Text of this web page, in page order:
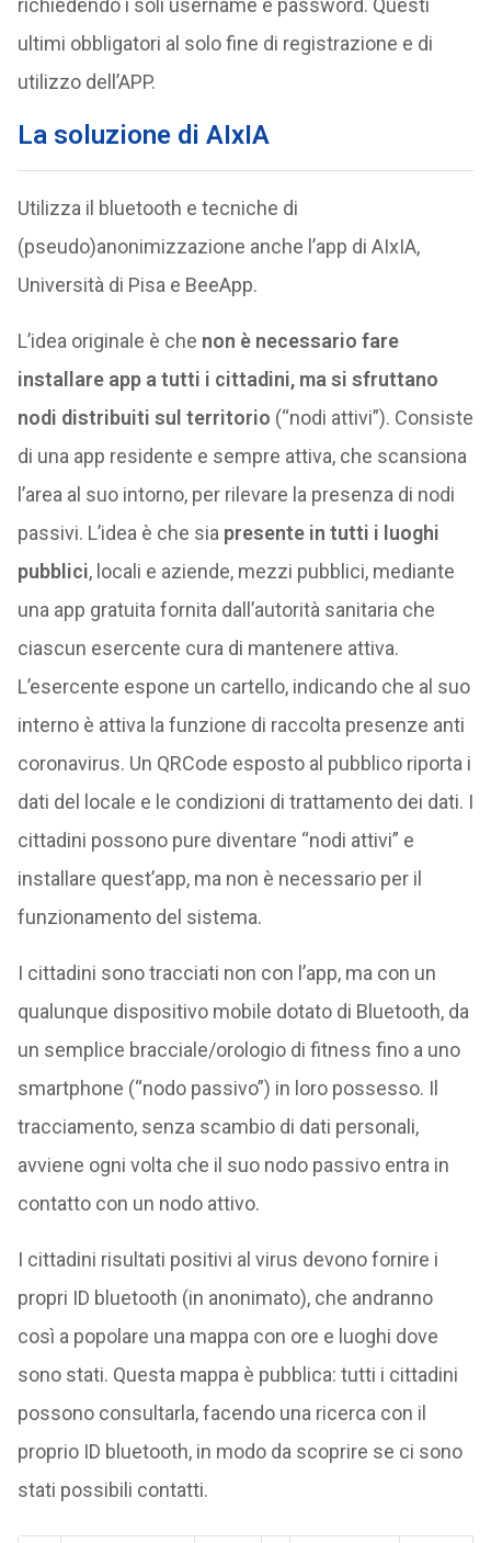
richiedendo i soli username e password. Questi
ultimi obbligatori al solo fine di registrazione e di
utilizzo dell’APP.
La soluzione di AIxIA
Utilizza il bluetooth e tecniche di
(pseudo)anonimizzazione anche l’app di AIxIA,
Università di Pisa e BeeApp.
L’idea originale è che non è necessario fare
installare app a tutti i cittadini, ma si sfruttano
nodi distribuiti sul territorio (“nodi attivi”). Consiste
di una app residente e sempre attiva, che scansiona
l’area al suo intorno, per rilevare la presenza di nodi
passivi. L’idea è che sia presente in tutti i luoghi
pubblici, locali e aziende, mezzi pubblici, mediante
una app gratuita fornita dall’autorità sanitaria che
ciascun esercente cura di mantenere attiva.
L’esercente espone un cartello, indicando che al suo
interno è attiva la funzione di raccolta presenze anti
coronavirus. Un QRCode esposto al pubblico riporta i
dati del locale e le condizioni di trattamento dei dati. I
cittadini possono pure diventare “nodi attivi” e
installare quest’app, ma non è necessario per il
funzionamento del sistema.
I cittadini sono tracciati non con l’app, ma con un
qualunque dispositivo mobile dotato di Bluetooth, da
un semplice bracciale/orologio di fitness fino a uno
smartphone (“nodo passivo”) in loro possesso. Il
tracciamento, senza scambio di dati personali,
avviene ogni volta che il suo nodo passivo entra in
contatto con un nodo attivo.
I cittadini risultati positivi al virus devono fornire i
propri ID bluetooth (in anonimato), che andranno
così a popolare una mappa con ore e luoghi dove
sono stati. Questa mappa è pubblica: tutti i cittadini
possono consultarla, facendo una ricerca con il
proprio ID bluetooth, in modo da scoprire se ci sono
stati possibili contatti.